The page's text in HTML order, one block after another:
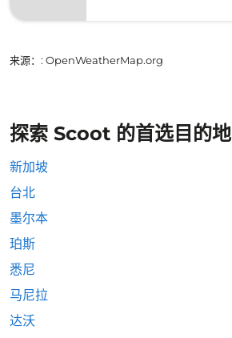
来源： : OpenWeatherMap.org
探索 Scoot 的首选目的地
新加坡
台北
墨尔本
珀斯
悉尼
马尼拉
达沃